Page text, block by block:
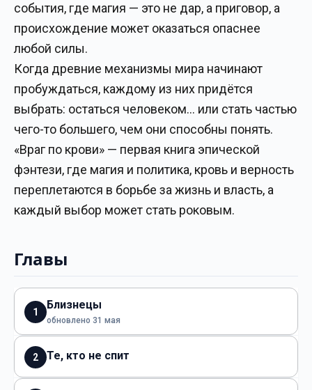
события, где магия — это не дар, а приговор, а
происхождение может оказаться опаснее
любой силы.
Когда древние механизмы мира начинают
пробуждаться, каждому из них придётся
выбрать: остаться человеком… или стать частью
чего-то большего, чем они способны понять.
«Враг по крови» — первая книга эпической
фэнтези, где магия и политика, кровь и верность
переплетаются в борьбе за жизнь и власть, а
каждый выбор может стать роковым.
Главы
1
Близнецы
обновлено 31 мая
2 Те, кто не спит